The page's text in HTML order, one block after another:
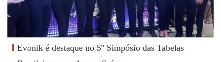
Evonik é destaque no 5º Simpósio das Tabelas